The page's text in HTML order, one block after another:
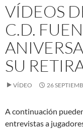
VÍDEOS
C.D.
SU
VÍDEO 26
A continuación
entrevistas a